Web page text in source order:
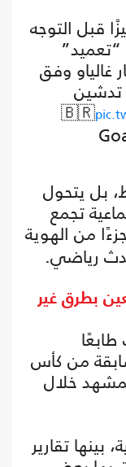
قبل التوجه
حيث تم “تعميد”
غالياو وفق
تدشين
بل يتحول
تجمع
جزءًا من الهوية
حدث رياضي.
بطرق غير
من كأس
خلال
بينها تقارير